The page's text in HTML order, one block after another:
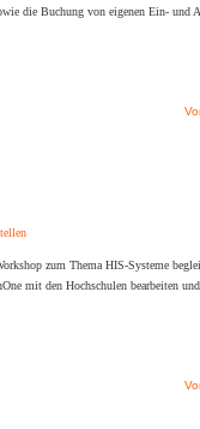
die Buchung von eigenen Ein- und
zum Thema HIS-Systeme
mit den Hochschulen bearbeiten